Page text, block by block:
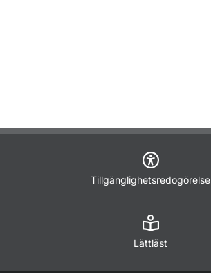
Tillgänglighetsredogörelse
Lättläst